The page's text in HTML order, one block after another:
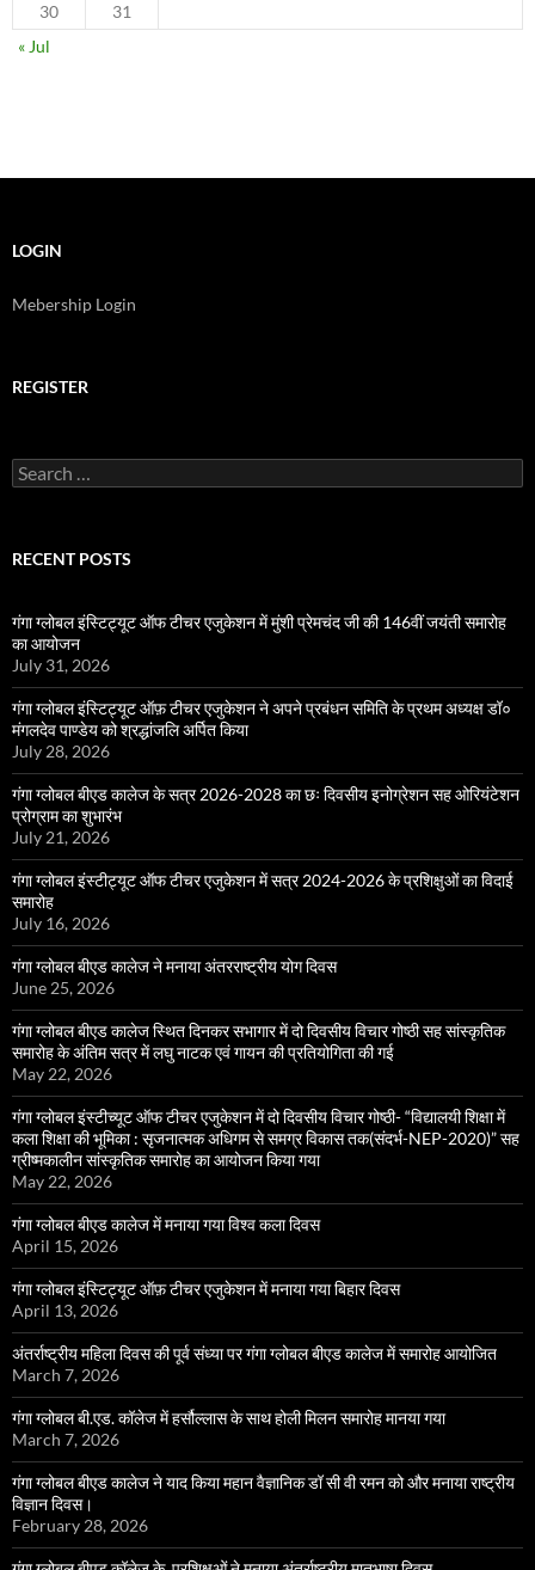
30
31
« Jul
LOGIN
Mebership Login
REGISTER
Search
for:
RECENT POSTS
गंगा ग्लोबल इंस्टिट्यूट ऑफ टीचर एजुकेशन में मुंशी प्रेमचंद जी की 146वीं जयंती समारोह
का आयोजन
July 31, 2026
गंगा ग्लोबल इंस्टिट्यूट ऑफ़ टीचर एजुकेशन ने अपने प्रबंधन समिति के प्रथम अध्यक्ष डॉ०
मंगलदेव पाण्डेय को श्रद्धांजलि अर्पित किया
July 28, 2026
गंगा ग्लोबल बीएड कालेज के सत्र 2026-2028 का छः दिवसीय इनोग्रेशन सह ओरियंटेशन
प्रोग्राम का शुभारंभ
July 21, 2026
गंगा ग्लोबल इंस्टीट्यूट ऑफ टीचर एजुकेशन में सत्र 2024-2026 के प्रशिक्षुओं का विदाई
समारोह
July 16, 2026
गंगा ग्लोबल बीएड कालेज ने मनाया अंतरराष्ट्रीय योग दिवस
June 25, 2026
गंगा ग्लोबल बीएड कालेज स्थित दिनकर सभागार में दो दिवसीय विचार गोष्ठी सह सांस्कृतिक
समारोह के अंतिम सत्र में लघु नाटक एवं गायन की प्रतियोगिता की गई
May 22, 2026
गंगा ग्लोबल इंस्टीच्यूट ऑफ टीचर एजुकेशन में दो दिवसीय विचार गोष्ठी- “विद्यालयी शिक्षा में
कला शिक्षा की भूमिका : सृजनात्मक अधिगम से समग्र विकास तक(संदर्भ-NEP-2020)” सह
ग्रीष्मकालीन सांस्कृतिक समारोह का आयोजन किया गया
May 22, 2026
गंगा ग्लोबल बीएड कालेज में मनाया गया विश्व कला दिवस
April 15, 2026
गंगा ग्लोबल इंस्टिट्यूट ऑफ़ टीचर एजुकेशन में मनाया गया बिहार दिवस
April 13, 2026
अंतर्राष्ट्रीय महिला दिवस की पूर्व संध्या पर गंगा ग्लोबल बीएड कालेज में समारोह आयोजित
March 7, 2026
गंगा ग्लोबल बी.एड. कॉलेज में हर्सौल्लास के साथ होली मिलन समारोह मानया गया
March 7, 2026
गंगा ग्लोबल बीएड कालेज ने याद किया महान वैज्ञानिक डॉ सी वी रमन को और मनाया राष्ट्रीय
विज्ञान दिवस।
February 28, 2026